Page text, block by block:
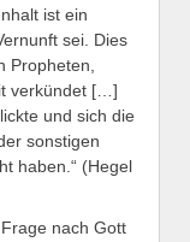
ist ein
sei. Dies
Propheten,
verkündet […]
und sich die
sonstigen
haben.“ (Hegel
nach Gott